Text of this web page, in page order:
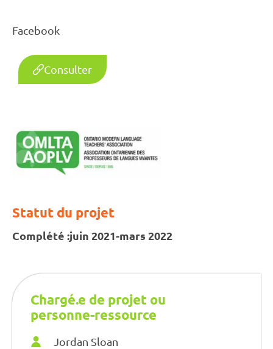
Statut du projet
Complété :juin 2021-mars 2022
Chargé.e de projet ou
personne-ressource
Jordan Sloan
Facebook
Consulter